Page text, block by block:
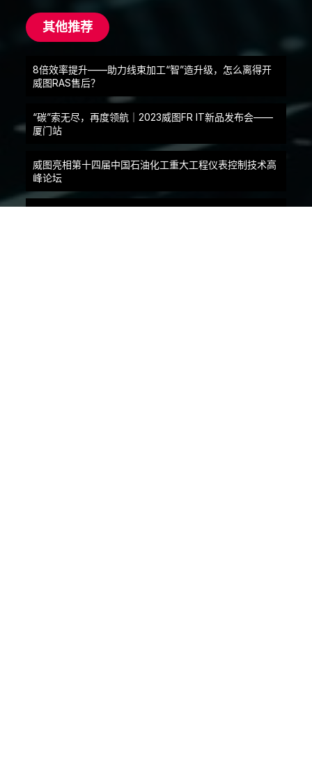
其他推荐
8倍效率提升——助力线束加工“智”造升级，怎么离得开
威图RAS售后？
“碳”索无尽，再度领航｜2023威图FR IT新品发布会——
厦门站
威图亮相第十四届中国石油化工重大工程仪表控制技术高
峰论坛